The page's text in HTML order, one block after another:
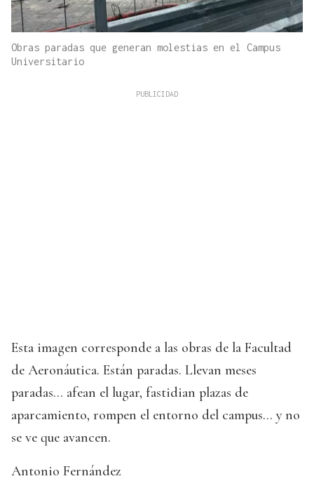
Obras paradas que generan molestias en el Campus
Universitario
Esta imagen corresponde a las obras de la Facultad
de Aeronáutica. Están paradas. Llevan meses
paradas... afean el lugar, fastidian plazas de
aparcamiento, rompen el entorno del campus... y no
se ve que avancen.
Antonio Fernández